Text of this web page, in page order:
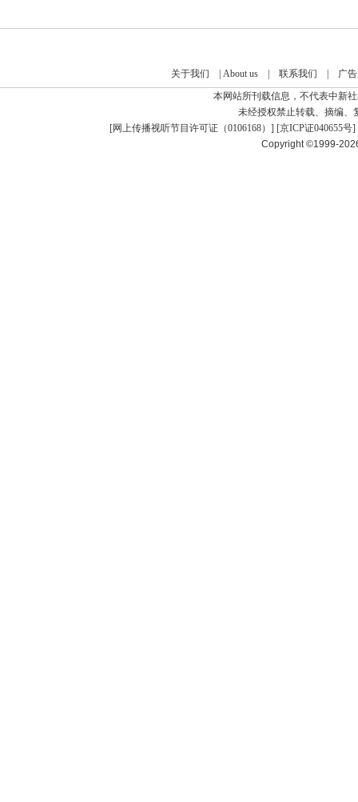
关于我们 About us| 联系我们
广
本网站所刊载信息，不代表中新
未经授权禁止转载、摘编、
[网上传播视听节目许可证（0106168） ] [京ICP证040655号]
Copyright ©1999-